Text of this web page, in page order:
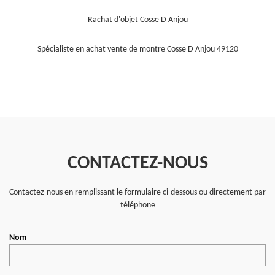
Rachat d'objet Cosse D Anjou
Spécialiste en achat vente de montre Cosse D Anjou 49120
CONTACTEZ-NOUS
Contactez-nous en remplissant le formulaire ci-dessous ou directement par
téléphone
Nom